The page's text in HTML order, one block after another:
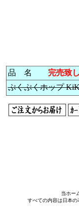
品 名 完売致
ぷくぷくホップ
当ホー
すべての内容は日本